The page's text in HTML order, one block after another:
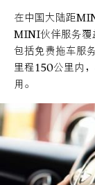
在中国大陆距
MINI伙伴服务覆
包括免费拖车服
里程150公里内
用。